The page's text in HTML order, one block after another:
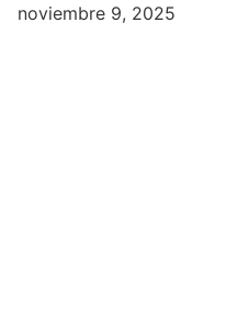
noviembre 9, 2025